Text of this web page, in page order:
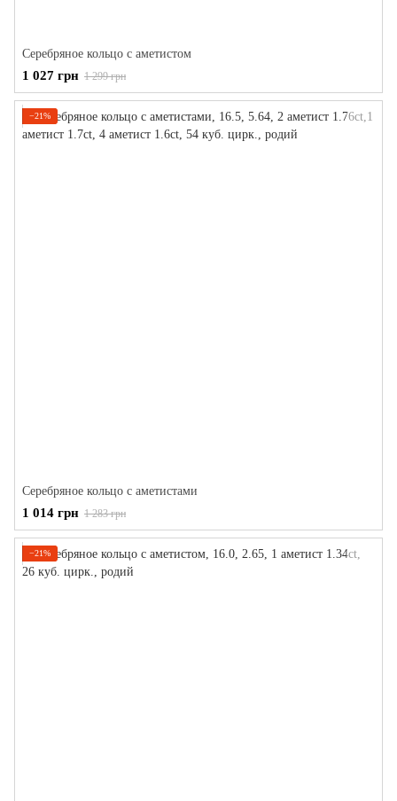
Серебряное кольцо с аметистом
1 027 грн 1 299 грн
−21%
Серебряное кольцо с аметистами
1 014 грн 1 283 грн
−21%